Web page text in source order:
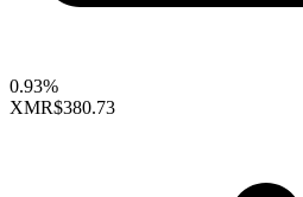
0.93%
XMR$380.73